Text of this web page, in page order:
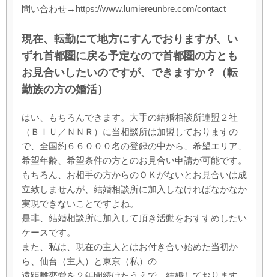
問い合わせ→ https://www.lumiereunbre.com/contact
現在、転勤にて地方にすんでおりますが、い
ずれ首都圏に戻る予定なので首都圏の方とも
お見合いしたいのですが、できますか？（転
勤族の方の婚活）
はい、もちろんできます。大手の結婚相談所連盟２社
（ＢＩＵ／ＮＮＲ）に当相談所は加盟しておりますの
で、全国約６６０００名の登録の中から、希望エリア、
希望年齢、希望条件の方とのお見合い申請が可能です。
もちろん、お相手の方からのＯＫがないとお見合いは成
立致しませんが、結婚相談所に加入しなければなかなか
実現できないことですよね。
是非、結婚相談所に加入して頂き活動をおすすめしたい
ケースです。
また、私は、現在の主人とはお付き合い始めた当初か
ら、仙台（主人）と東京（私）の